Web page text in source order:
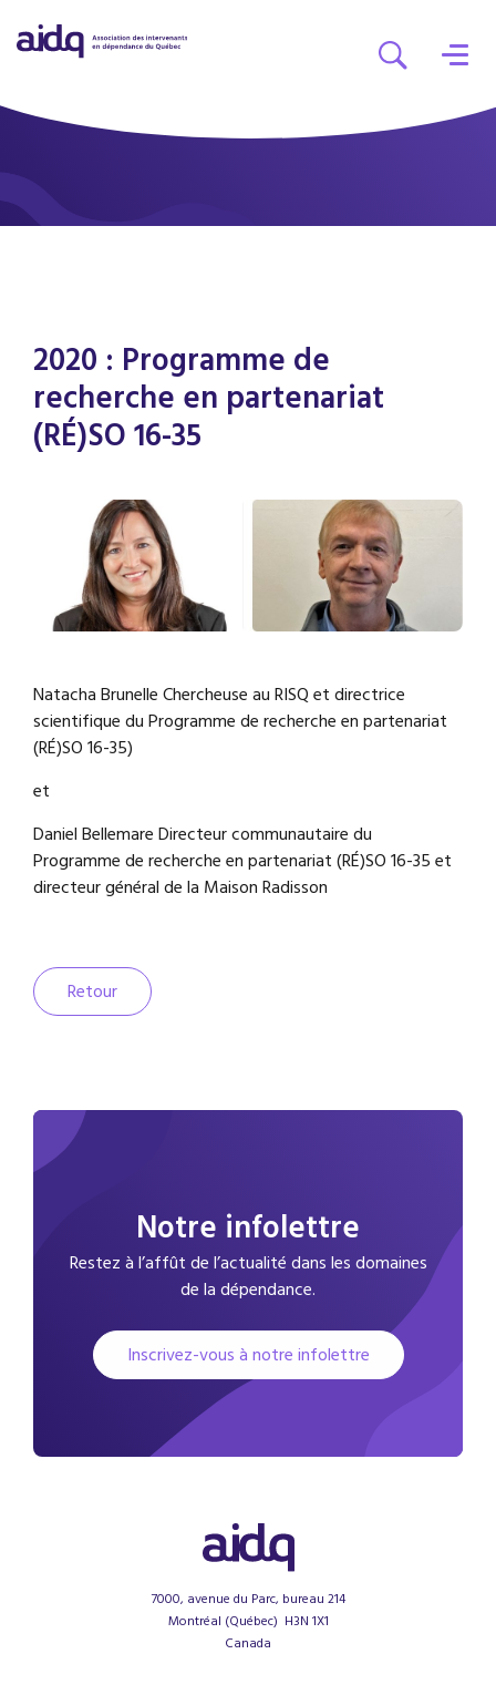
2020 : Programme de
recherche en partenariat
(RÉ)SO 16-35
Natacha Brunelle Chercheuse au RISQ et directrice
scientifique du Programme de recherche en partenariat
(RÉ)SO 16-35)
et
Daniel Bellemare Directeur communautaire du
Programme de recherche en partenariat (RÉ)SO 16-35 et
directeur général de la Maison Radisson
Retour
Notre infolettre
Restez à l’affût de l’actualité dans les domaines
de la dépendance.
Inscrivez-vous à notre infolettre
7000, avenue du Parc, bureau 214
Montréal (Québec) H3N 1X1
Canada